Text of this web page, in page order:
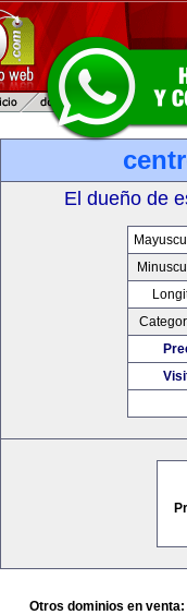
El dueño de
Otros dominios en venta: